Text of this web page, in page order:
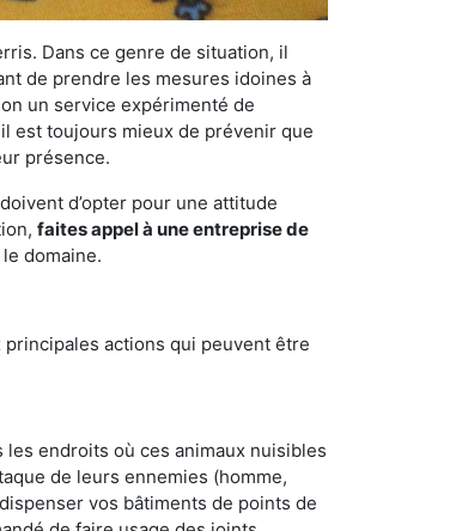
Dans ce genre de situation, il
de prendre les mesures idoines à
un service expérimenté de
est toujours mieux de prévenir que
présence.
d’opter pour une attitude
faites appel à une entreprise de
domaine.
actions qui peuvent être
endroits où ces animaux nuisibles
de leurs ennemies (homme,
vos bâtiments de points de